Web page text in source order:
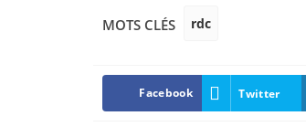
MOTS CLÉS rdc
Facebook Twitter